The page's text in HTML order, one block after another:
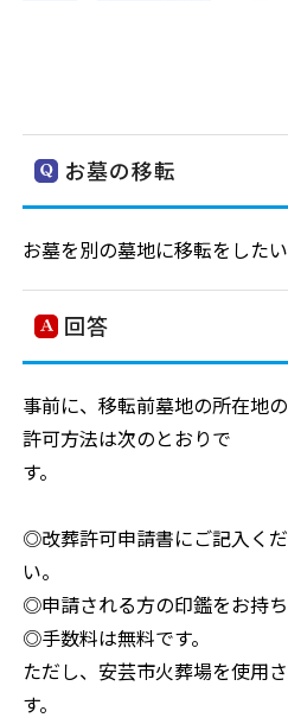
お墓の移転
お墓を別の墓地に移転をしたい
回答
事前に、移転前墓地の所在地
許可方法は次のとおりで
◎改葬許可申請書にご記入く
◎申請される方の印鑑をお持ち
◎手数料は無料です。
ただし、安芸市火葬場を使用